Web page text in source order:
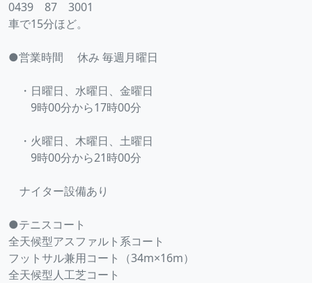
0439 87 3001
車で15分ほど。
●営業時間 休み 毎週月曜日
・日曜日、水曜日、金曜日
9時00分から17時00分
・火曜日、木曜日、土曜日
9時00分から21時00分
ナイター設備あり
●テニスコート
全天候型アスファルト系コート
フットサル兼用コート（34m×16m）
全天候型人工芝コート